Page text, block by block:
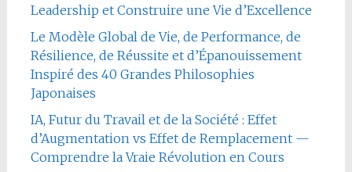
Leadership et Construire une Vie d’Excellence
Le Modèle Global de Vie, de Performance, de
Résilience, de Réussite et d’Épanouissement
Inspiré des 40 Grandes Philosophies
Japonaises
IA, Futur du Travail et de la Société : Effet
d’Augmentation vs Effet de Remplacement —
Comprendre la Vraie Révolution en Cours